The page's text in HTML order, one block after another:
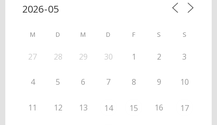
M D M D F S S
27 28 29 30 1 2 3
4 5 6 7 8 9 10
11 12 13 14 15 16 17